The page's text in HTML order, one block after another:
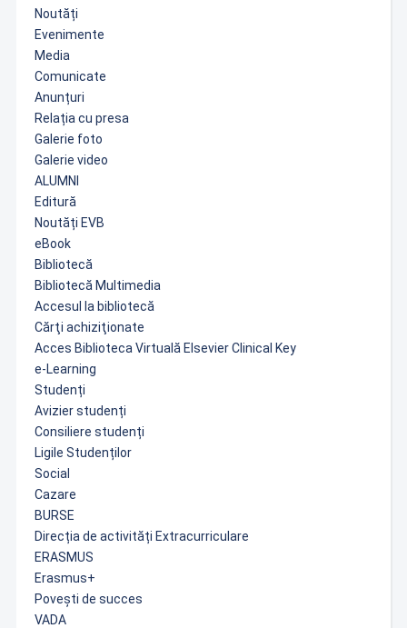
Noutăți
Evenimente
Media
Comunicate
Anunțuri
Relația cu presa
Galerie foto
Galerie video
ALUMNI
Editură
Noutăți EVB
eBook
Bibliotecă
Bibliotecă Multimedia
Accesul la bibliotecă
Cărţi achiziţionate
Acces Biblioteca Virtuală Elsevier Clinical Key
e-Learning
Studenți
Avizier studenți
Consiliere studenți
Ligile Studenților
Social
Cazare
BURSE
Direcția de activități Extracurriculare
ERASMUS
Erasmus+
Povești de succes
VADA